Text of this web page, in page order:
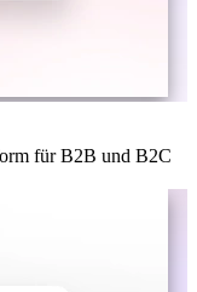
für B2B und B2C